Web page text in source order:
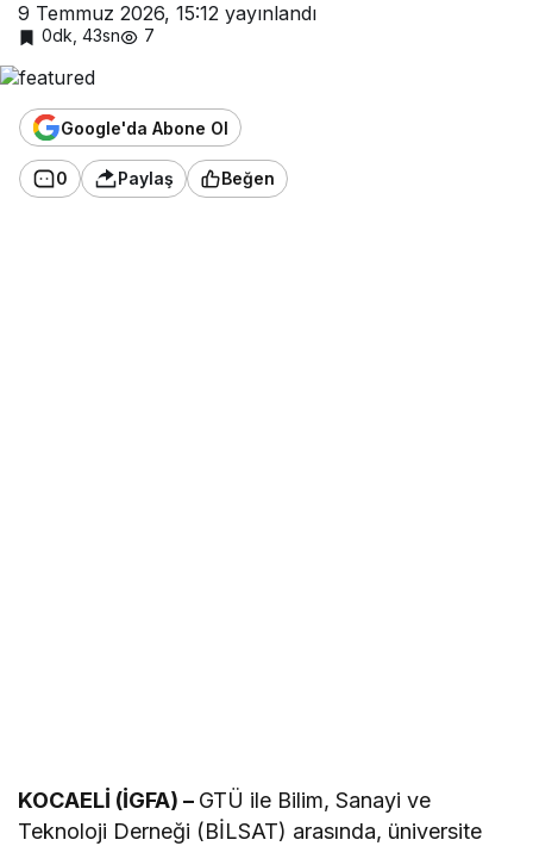
9 Temmuz 2026, 15:12 yayınlandı
0dk, 43sn 7
Google'da Abone Ol
0 Paylaş Beğen
KOCAELİ (İGFA) – GTÜ ile Bilim, Sanayi ve
Teknoloji Derneği (BİLSAT) arasında, üniversite